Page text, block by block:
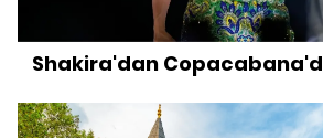
Shakira'dan